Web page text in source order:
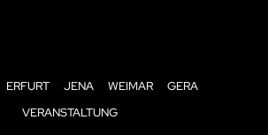
ERFURT JENA WEIMAR
GERA
VERANSTALTUNG